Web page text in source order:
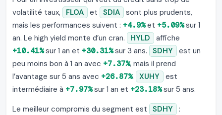
volatilité taux,
FLOA et SDIA sont plus prudents,
mais les performances suivent : +4.9%et +5.09%sur 1
an. Le high yield monte d’un cran.
HYLD
affiche
+10.41%sur 1 an et +30.31%sur 3 ans. SDHY est un
peu moins bon à 1 an avec +7.37%, mais il prend
l’avantage sur 5 ans avec +26.87%. XUHY est
intermédiaire à +7.97%sur 1 an et +23.18%sur 5 ans.
Le meilleur compromis du segment est
SDHY
: